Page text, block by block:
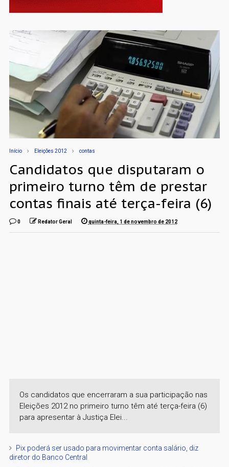
Início Eleições 2012 contas
Candidatos que disputaram o
primeiro turno têm de prestar
contas finais até terça-feira (6)
0 Redator Geral quinta-feira, 1 de novembro de 2012
Os candidatos que encerraram a sua participação nas
Eleições 2012 no primeiro turno têm até terça-feira (6)
para apresentar à Justiça Elei...
Pix poderá ser usado para movimentar conta salário, diz
diretor do Banco Central